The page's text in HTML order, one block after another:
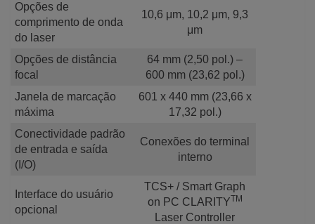
Opções de
comprimento de onda
do laser
10,6 μm, 10,2 μm, 9,3
μm
Opções de distância
focal
64 mm (2,50 pol.) –
600 mm (23,62 pol.)
Janela de marcação
máxima
601 x 440 mm (23,66 x
17,32 pol.)
Conectividade padrão
de entrada e saída
(I/O)
Conexões do terminal
interno
Interface do usuário
opcional
TCS+ / Smart Graph
on PC CLARITYTM
Laser Controller